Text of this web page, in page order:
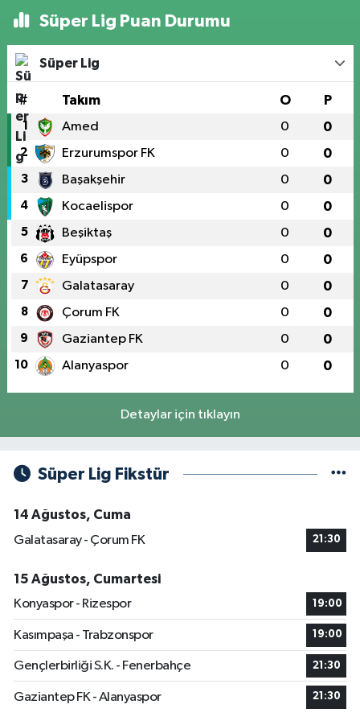
Süper Lig Puan Durumu
Süper Lig
# Takım O P
1 Amed 0 0
2 Erzurumspor FK 0 0
3 Başakşehir 0 0
4 Kocaelispor 0 0
5 Beşiktaş 0 0
6 Eyüpspor 0 0
7 Galatasaray 0 0
8 Çorum FK 0 0
9 Gaziantep FK 0 0
10 Alanyaspor 0 0
Detaylar için tıklayın
Süper Lig Fikstür
14 Ağustos, Cuma
Galatasaray - Çorum FK
21:30
15 Ağustos, Cumartesi
Konyaspor - Rizespor
19:00
Kasımpaşa - Trabzonspor 19:00
Gençlerbirliği S.K. - Fenerbahçe 21:30
Gaziantep FK - Alanyaspor 21:30